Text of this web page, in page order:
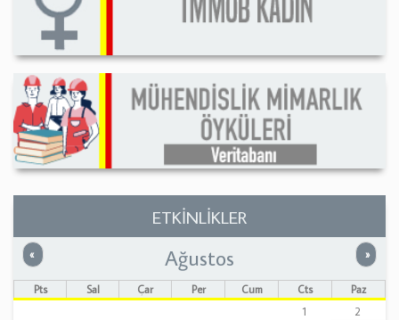
ETKİNLİKLER
« Önceki »
Ağustos
Pts Sal Çar Per Cum Cts
Paz
1
2